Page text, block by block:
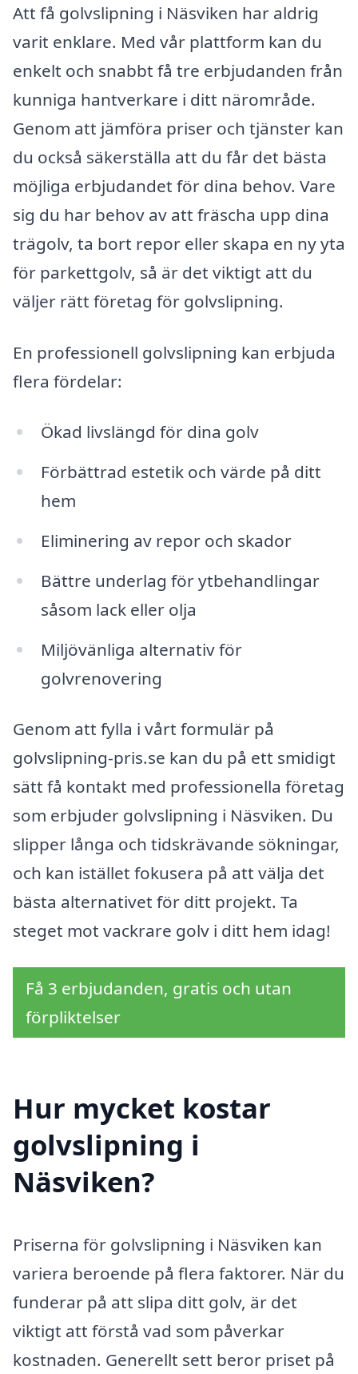
Att få golvslipning i Näsviken har aldrig
varit enklare. Med vår plattform kan du
enkelt och snabbt få tre erbjudanden från
kunniga hantverkare i ditt närområde.
Genom att jämföra priser och tjänster kan
du också säkerställa att du får det bästa
möjliga erbjudandet för dina behov. Vare
sig du har behov av att fräscha upp dina
trägolv, ta bort repor eller skapa en ny yta
för parkettgolv, så är det viktigt att du
väljer rätt företag för golvslipning.
En professionell golvslipning kan erbjuda
flera fördelar:
Ökad livslängd för dina golv
Förbättrad estetik och värde på ditt
hem
Eliminering av repor och skador
Bättre underlag för ytbehandlingar
såsom lack eller olja
Miljövänliga alternativ för
golvrenovering
Genom att fylla i vårt formulär på
golvslipning-pris.se kan du på ett smidigt
sätt få kontakt med professionella företag
som erbjuder golvslipning i Näsviken. Du
slipper långa och tidskrävande sökningar,
och kan istället fokusera på att välja det
bästa alternativet för ditt projekt. Ta
steget mot vackrare golv i ditt hem idag!
Få 3 erbjudanden, gratis och utan
förpliktelser
Hur mycket kostar
golvslipning i
Näsviken?
Priserna för golvslipning i Näsviken kan
variera beroende på flera faktorer. När du
funderar på att slipa ditt golv, är det
viktigt att förstå vad som påverkar
kostnaden. Generellt sett beror priset på